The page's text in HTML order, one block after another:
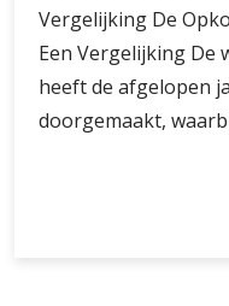
Vergelijking De
Een Vergelijking De
heeft de afgelopen
doorgemaakt,